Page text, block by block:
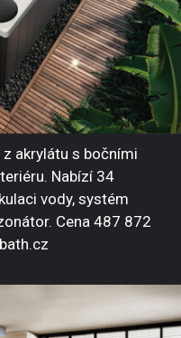
z akrylátu s bočními
Nabízí 34
vody, systém
Cena 487 872